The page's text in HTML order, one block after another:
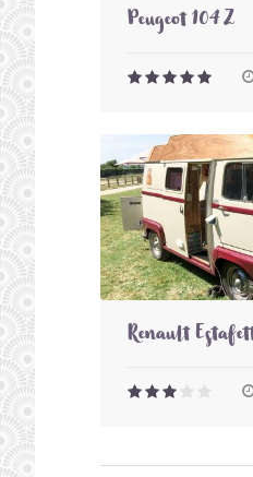
Peugeot 104 Z
Renault